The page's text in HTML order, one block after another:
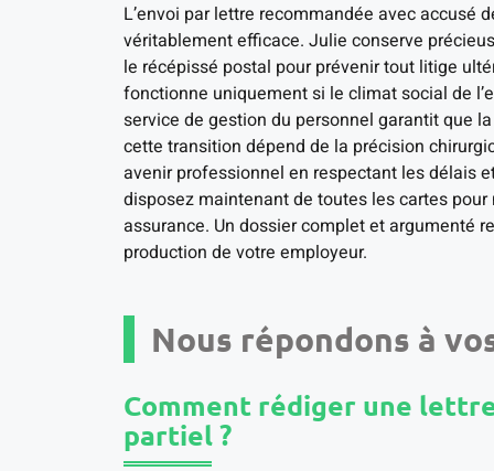
L’envoi par lettre recommandée avec
véritablement efficace. Julie conserve
le récépissé postal pour prévenir tout litige
fonctionne uniquement si le climat social de
service de gestion du personnel garantit que
cette transition dépend de la précision
avenir professionnel en respectant les délais
disposez maintenant de toutes les cartes
assurance. Un dossier complet et argumenté
production de votre employeur.
Nous répondons à
Comment rédiger une
partiel ?